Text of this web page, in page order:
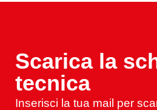
Scarica la
tecnica
Inserisci la tua mail per